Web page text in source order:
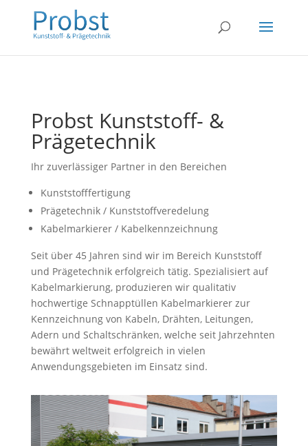
Probst Kunststoff- &
Prägetechnik
Ihr zuverlässiger Partner in den Bereichen
Kunststofffertigung
Prägetechnik / Kunststoffveredelung
Kabelmarkierer / Kabelkennzeichnung
Seit über 45 Jahren sind wir im Bereich Kunststoff
und Prägetechnik erfolgreich tätig. Spezialisiert auf
Kabelmarkierung, produzieren wir qualitativ
hochwertige Schnapptüllen Kabelmarkierer zur
Kennzeichnung von Kabeln, Drähten, Leitungen,
Adern und Schaltschränken, welche seit Jahrzehnten
bewährt weltweit erfolgreich in vielen
Anwendungsgebieten im Einsatz sind.